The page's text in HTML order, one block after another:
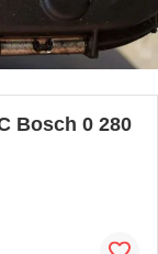
Bosch 0 280